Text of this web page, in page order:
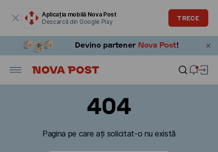
Aplicația mobilă Nova Post
Descarcă din Google Play
TRECE
404
Pagina pe care ați solicitat-o nu există